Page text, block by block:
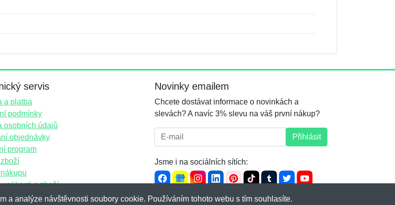
servis
a platba
podmínky
osobních údajů
objednávky
program
velikosti a zboží
Novinky emailem
Chcete dostávat informace o novinkách a
slevách? A navíc 3% slevu na váš první nákup?
E-mail: Přihlásit
Jsme i na sociálních sítích:
a analýze návštěvnosti soubory cookie. Používáním tohoto webu s tím souhlasíte.